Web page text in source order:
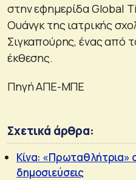
στην εφημερίδα Global
Ουάνγκ της ιατρικής
Σιγκαπούρης, ένας από
έκθεσης.
Πηγή ΑΠΕ-ΜΠΕ
Σχετικά άρθρα:
Κίνα: «Πρωταθλήτρια»
δημοσιεύσεις